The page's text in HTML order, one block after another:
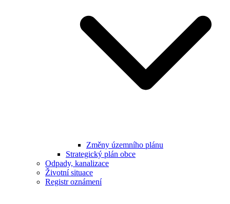
Změny územního plánu
Strategický plán obce
Odpady, kanalizace
Životní situace
Registr oznámení